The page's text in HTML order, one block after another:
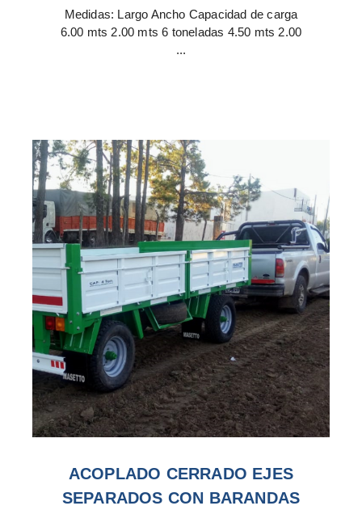
Medidas: Largo Ancho Capacidad de carga
6.00 mts 2.00 mts 6 toneladas 4.50 mts 2.00
...
ACOPLADO CERRADO EJES
SEPARADOS CON BARANDAS